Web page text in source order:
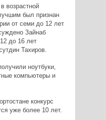
возрастной
был признан
от семи до 12 лет
Зайнаб
до 16 лет
Тахиров.
ноутбуки,
компьютеры и
конкурс
уже более 10 лет.